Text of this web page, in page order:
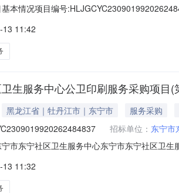
本情况项目编号
、申请人资格要求符合《中华人民共和国政府
11:42
生服务中心公卫印刷服务采购项目(
黑龙江省｜牡丹江市｜东宁市
服务采购
招标单位： 东宁市
市东宁社区卫生服务中心东宁市东宁社区卫
：价格最低最低价相同评审办法：按照采购
省牡丹江市东宁市东宁镇
11:32